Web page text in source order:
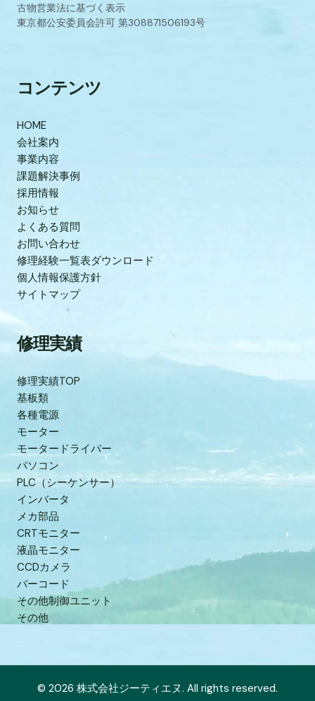
古物営業法に基づく表示
東京都公安委員会許可 第308871506193号
コンテンツ
HOME
会社案内
事業内容
課題解決事例
採用情報
お知らせ
よくある質問
お問い合わせ
修理経験一覧表ダウンロード
個人情報保護方針
サイトマップ
修理実績
修理実績TOP
基板類
各種電源
モーター
モータードライバー
パソコン
PLC（シーケンサー）
インバータ
メカ部品
CRTモニター
液晶モニター
CCDカメラ
バーコード
その他制御ユニット
その他
© 2026 株式会社ジーティエヌ. All rights reserved.